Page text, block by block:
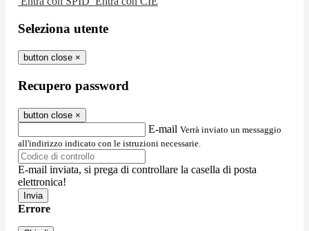
Seleziona utente
button close ×
Recupero password
button close ×
E-mail Verrà inviato un messaggio
all'indirizzo indicato con le istruzioni necessarie.
E-mail inviata, si prega di controllare la casella di posta
elettronica!
Errore